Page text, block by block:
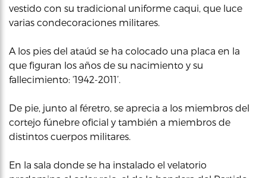
vestido con su tradicional uniforme caqui, que luce
varias condecoraciones militares.
A los pies del ataúd se ha colocado una placa en la
que figuran los años de su nacimiento y su
fallecimiento: ‘1942-2011’.
De pie, junto al féretro, se aprecia a los miembros del
cortejo fúnebre oficial y también a miembros de
distintos cuerpos militares.
En la sala donde se ha instalado el velatorio